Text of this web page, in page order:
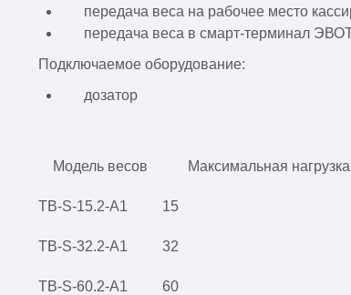
передача веса на рабочее место
передача веса в смарт-терминал
Подключаемое оборудование:
дозатор
Модель весов Максимальная
TB-S-15.2-A1 15
TB-S-32.2-A1 32
TB-S-60.2-A1 60